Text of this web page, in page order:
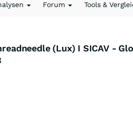
Forum Tools &
(Lux) I SICAV -